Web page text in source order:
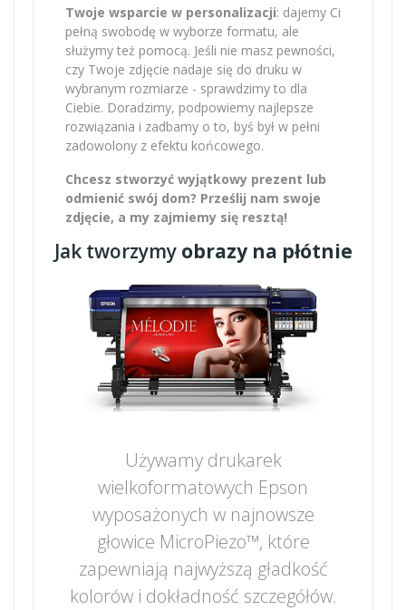
Twoje wsparcie w personalizacji: dajemy Ci
pełną swobodę w wyborze formatu, ale
służymy też pomocą. Jeśli nie masz pewności,
czy Twoje zdjęcie nadaje się do druku w
wybranym rozmiarze - sprawdzimy to dla
Ciebie. Doradzimy, podpowiemy najlepsze
rozwiązania i zadbamy o to, byś był w pełni
zadowolony z efektu końcowego.
Chcesz stworzyć wyjątkowy prezent lub
odmienić swój dom? Prześlij nam swoje
zdjęcie, a my zajmiemy się resztą!
Jak tworzymyobrazy na płótnie
Używamy drukarek
wielkoformatowych Epson
wyposażonych w najnowsze
głowice MicroPiezo™, które
zapewniają najwyższą gładkość
kolorów i dokładność szczegółów.